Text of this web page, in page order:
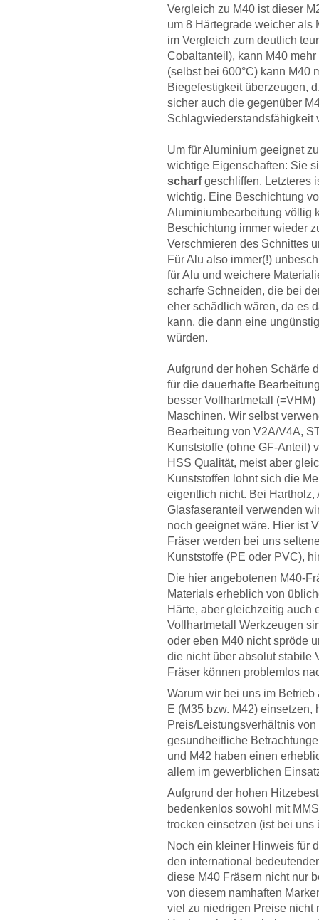
Vergleich zu M40 ist dieser
um 8 Härtegrade weicher als
im Vergleich zum deutlich
Cobaltanteil), kann M40
(selbst bei 600°C) kann M40
Biegefestigkeit überzeugen,
sicher auch die gegenüber
Schlagwiederstandsfähigkeit
Um für Aluminium geeignet
wichtige Eigenschaften: Sie
scharfgeschliffen. Letzteres
wichtig. Eine Beschichtung
Aluminiumbearbeitung völlig
Beschichtung immer wieder
Verschmieren des Schnittes
Für Alu also immer(!)
für Alu und weichere
scharfe Schneiden, die bei
eher schädlich wären, da es
kann, die dann eine
würden.
Aufgrund der hohen Schärfe
für die dauerhafte
besser Vollhartmetall
Maschinen. Wir selbst
Bearbeitung von V2A/V4A,
Kunststoffe (ohne GF-Anteil)
HSS Qualität, meist aber
Kunststoffen lohnt sich die
eigentlich nicht. Bei Hartholz,
Glasfaseranteil verwenden
noch geeignet wäre. Hier ist
Fräser werden bei uns
Kunststoffe (PE oder PVC),
Die hier angebotenen M40-
Materials erheblich von
Härte, aber gleichzeitig auch
Vollhartmetall Werkzeugen
oder eben M40 nicht spröde
die nicht über absolut stabile
Fräser können problemlos
Warum wir bei uns im
E (M35 bzw. M42)
Preis/Leistungsverhältnis
gesundheitliche
und M42 haben einen
allem im gewerblichen
Aufgrund der hohen
bedenkenlos sowohl mit
trocken einsetzen (ist bei uns
Noch ein kleiner Hinweis für
den international
diese M40 Fräsern nicht nur
von diesem namhaften
viel zu niedrigen Preise nicht